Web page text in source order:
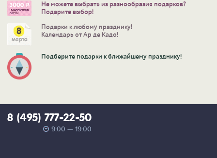
Не можете выбрать из разнообразия подарков?
Подарите выбор!
Подарки к любому празднику!
Календарь от Ар де Кадо!
Подберите подарки к ближайшему празднику!
8 (495) 777-22-50
9:00 — 19:00